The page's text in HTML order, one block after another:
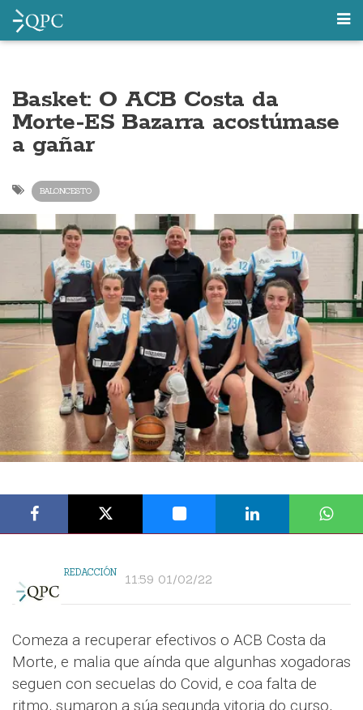
Basket: O ACB Costa da
Morte-ES Bazarra acostúmase
a gañar
BALONCESTO
REDACCIÓN 11:59 01/02/22
Comeza a recuperar efectivos o ACB Costa da
Morte, e malia que aínda que algunhas xogadoras
seguen con secuelas do Covid, e coa falta de
ritmo, sumaron a súa segunda vitoria do curso,